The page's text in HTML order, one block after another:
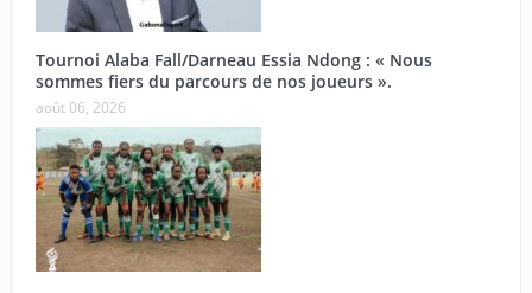
Tournoi Alaba Fall/Darneau Essia Ndong : « Nous
sommes fiers du parcours de nos joueurs ».
août 06, 2026